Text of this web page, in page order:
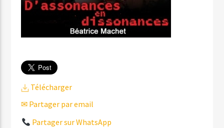
Télécharger
✉ Partager par email
Partager sur WhatsApp